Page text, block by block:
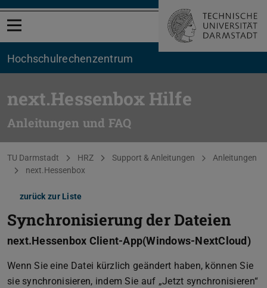
Menü öffnen
Hochschul­rechenzentrum
next.Hessenbox Hilfe
Anleitungen und FAQ
Sie befinden sich hier:
TU Darmstadt HRZ Support & Anleitungen
Anleitungen
next.Hessenbox
zurück zur Liste
Synchronisierung der Dateien
next.Hessenbox Client-App(Windows-NextCloud)
Wenn Sie eine Datei kürzlich geändert haben, können Sie
sie synchronisieren, indem Sie auf „Jetzt synchronisieren“